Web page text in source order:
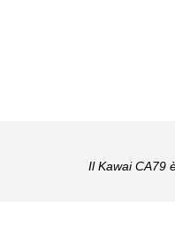
Il Kawai CA79